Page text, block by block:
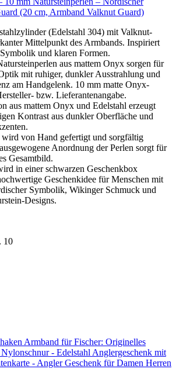
(20 cm, Armband Valknut Guard)
(Edelstahl 304) mit Valknut-
Mittelpunkt des Armbands. Inspiriert
und klaren Formen.
aus mattem Onyx sorgen für
mit ruhiger, dunkler Ausstrahlung und
am Handgelenk. 10 mm matte Onyx-
bzw. Lieferantenangabe.
aus mattem Onyx und Edelstahl erzeugt
Kontrast aus dunkler Oberfläche und
wird von Hand gefertigt und sorgfältig
Anordnung der Perlen sorgt für
Gesamtbild.
in einer schwarzen Geschenkbox
Geschenkidee für Menschen mit
Symbolik, Wikinger Schmuck und
Designs.
10
Armband für Fischer: Originelles
- Edelstahl Anglergeschenk mit
- Angler Geschenk für Damen Herren